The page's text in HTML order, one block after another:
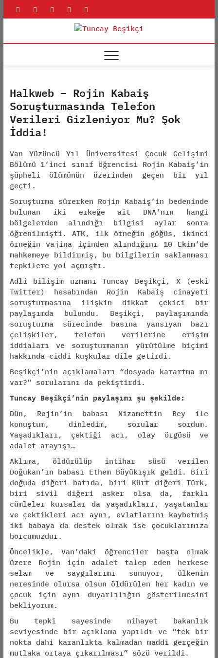
Skip
linkedin twitter youtube
Tuncay
Beşikçi
Halkweb – Rojin Kabaiş
Soruşturmasında Telefon
Verileri Gizleniyor Mu? Şok
İddia!
Van Yüzüncü Yıl Üniversitesi Çocuk Gelişimi
Bölümü 1’inci sınıf öğrencisi Rojin Kabaiş’in
şüpheli ölümünün üzerinden geçen bir yıl
geçti.
Soruşturma sürerken Rojin Kabaiş’in bedeninde
bulunan iki erkeğe ait DNA’nın hangi
bölgelerden alındığı bilgisi aylar sonra
öğrenilmişti. ATK, ilk örneğin göğüs, ikinci
örneğin vajina içinden alındığını 10 Ekim’de
mahkemeye bildirmiş, bu bilgilerin saklanması
tepkilere yol açmıştı.
Adli bilişim uzmanı Tuncay Beşikçi, X (eski
Twitter) hesabından Rojin Kabaiş cinayeti
soruşturmasına ilişkin dikkat çekici bir
paylaşımda bulundu. Beşikçi, paylaşımında
soruşturma sürecinde basına yansıyan bazı
çelişkiler, telefon verilerine erişim
iddiaları ve soruşturmanın yürütülme biçimi
hakkında ciddi kuşkular dile getirdi.
Beşikçi’nin açıklamaları “dosyada karartma mı
var?” sorularını da pekiştirdi.
Tuncay Beşikçi’nin paylaşımı şu şekilde:
Dün, Rojin’in babası Nizamettin Bey ile
konuştum, dinledim, sorular sordum.
Yaşadıkları, çektiği acı, olay örgüsü ve
adalet arayışı…
Aklıma, öldürülüp intihar süsü verilen
Doğukan’ın babası Ethem Büyükışık geldi. Biri
doğuda diğeri batıda, biri Kürt diğeri Türk,
biri sivil diğeri asker olsa da, farklı
cümleler kursalar da yaşadıkları, yaşatanlar
ve çektikleri acı aynı, evlatlarını kaybetmiş
iki babaya da destek olmak ise çocuklarımıza
borcumuzdur.
Öncelikle, Van’daki öğrenciler başta olmak
üzere Rojin için adalet talep eden herkese
selam ve saygılarımı sunuyor, ülkenin
neresinde olursa olsun öldürülen her kadın ve
çocuk için aynı duyarlılığın gösterilmesini
bekliyorum.
Bu tepki sayesinde nihayet bakanlık
seviyesinde bir açıklama yapıldı ve “tek bir
nokta dahi karanlıkta kalmadan maddi gerçeğin
mutlaka ortaya çıkarılması” sözü verildi.